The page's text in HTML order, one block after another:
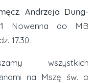
Andrzeja Dung-
Nowenna do MB
17.30.
wszystkich
na Mszę św. o